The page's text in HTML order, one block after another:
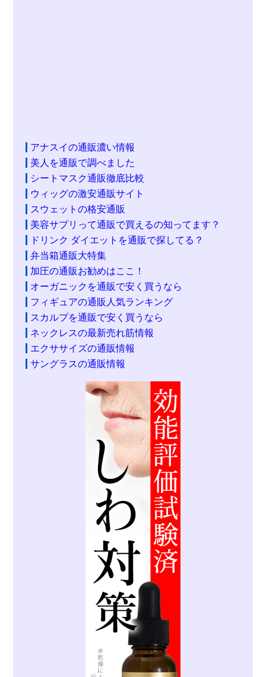
アナスイの通販濃い情報
美人を通販で調べました
シートマスク通販徹底比較
ウィッグの激安通販サイト
スウェットの格安通販
美容サプリって通販で買えるの知ってます？
ドリンク ダイエットを通販で探してる？
弁当箱通販大特集
加圧の通販お勧めはここ！
オーガニックを通販で安く買うなら
フィギュアの通販人気ランキング
スカルプを通販で安く買うなら
ネックレスの最新売れ筋情報
エクササイズの通販情報
サングラスの通販情報